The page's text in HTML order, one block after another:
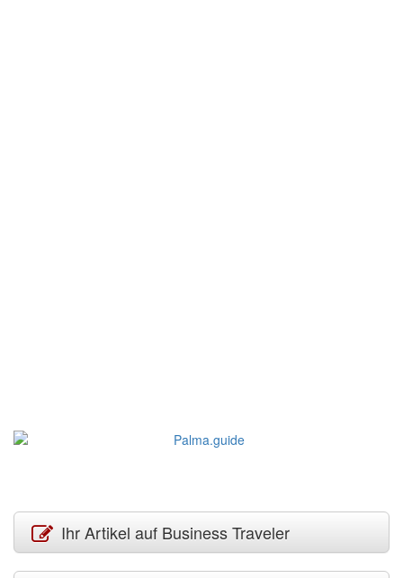
Ihr Artikel auf Business Traveler